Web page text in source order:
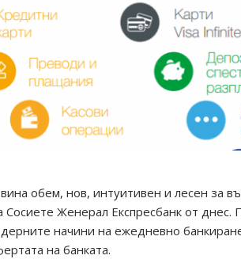
обем, нов, интуитивен и лесен за
Женерал Експресбанк от днес.
начини на ежедневно
на банката.